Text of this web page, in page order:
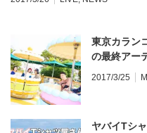
東京カラン
の最終アー
2017/3/25
ヤバイTシ